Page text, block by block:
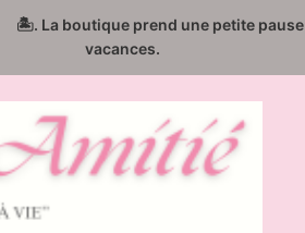
🏝️. La boutique prend une petite pause
vacances.